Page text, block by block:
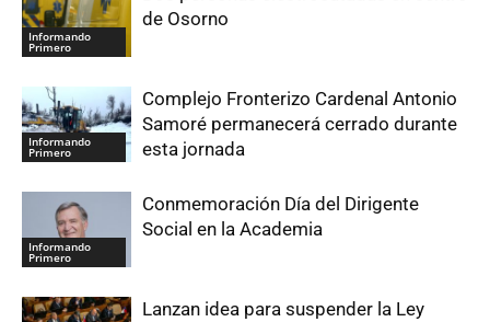
Informando
Primero
de Osorno
Informando
Primero
Complejo Fronterizo Cardenal Antonio
Samoré permanecerá cerrado durante
esta jornada
Informando
Primero
Conmemoración Día del Dirigente
Social en la Academia
Lanzan idea para suspender la Ley